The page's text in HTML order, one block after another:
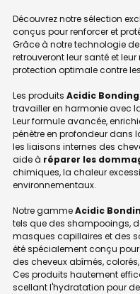
Découvrez notre sélection
conçus pour renforcer et
Grâce à notre technologie de
retrouveront leur santé et
protection optimale contre
Les produits Acidic Bonding
travailler en harmonie avec
Leur formule avancée,
pénètre en profondeur dans
les liaisons internes des
aide à réparer les
chimiques, la chaleur
environnementaux.
Notre gammeAcidic
tels que des shampooings,
masques capillaires et des
été spécialement conçu
des cheveux abîmés,
Ces produits hautement
scellant l'hydratation pour